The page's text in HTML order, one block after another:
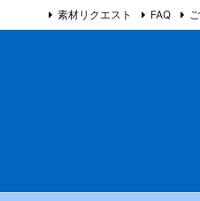
素材リクエスト FAQ